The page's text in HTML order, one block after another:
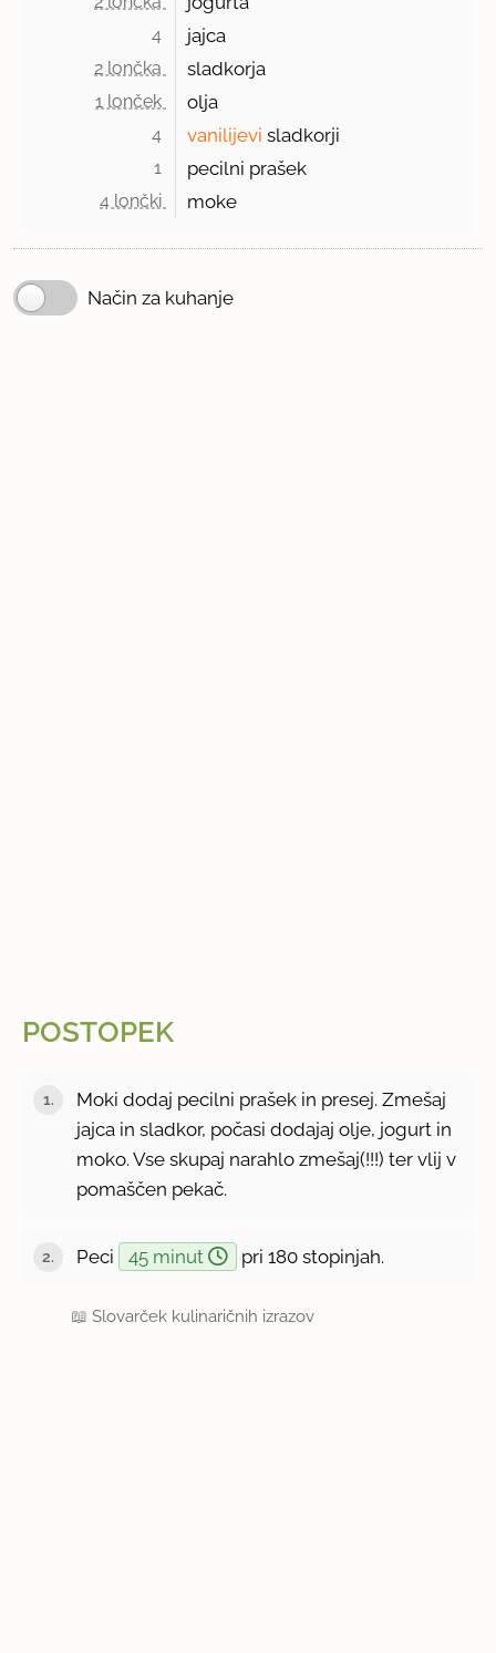
4 jajca
2 lončka sladkorja
1 lonček olja
4 vanilijevi sladkorji
1 pecilni prašek
4 lončki moke
Način za kuhanje
POSTOPEK
Moki dodaj pecilni prašek in presej. Zmešaj
jajca in sladkor, počasi dodajaj olje, jogurt in
moko. Vse skupaj narahlo zmešaj(!!!) ter vlij v
pomaščen pekač.
Peci 45 minut pri 180 stopinjah.
📖Slovarček kulinaričnih izrazov